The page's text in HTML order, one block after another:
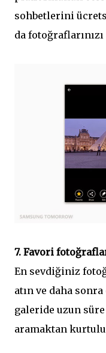
sohbetlerini
da fotoğraflarınızı
7. Favori
En sevdiğiniz
atın ve daha sonra
galeride uzun
aramaktan